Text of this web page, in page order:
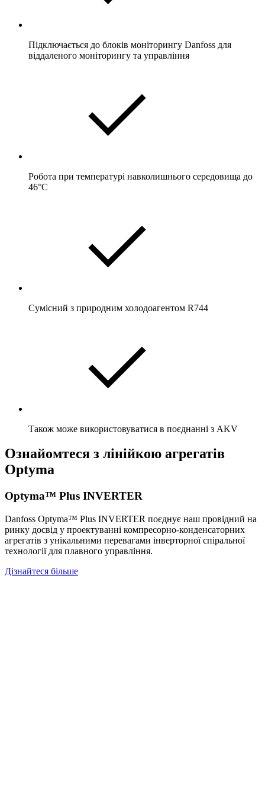
Підключається до блоків моніторингу Danfoss для
віддаленого моніторингу та управління
Робота при температурі навколишнього середовища до
46°C
Сумісний з природним холодоагентом R744
Також може використовуватися в поєднанні з AKV
Ознайомтеся з лінійкою агрегатів
Optyma
Optyma™ Plus INVERTER
Danfoss Optyma™ Plus INVERTER поєднує наш провідний на
ринку досвід у проектуванні компресорно-конденсаторних
агрегатів з унікальними перевагами інверторної спіральної
технології для плавного управління.
Дізнайтеся більше